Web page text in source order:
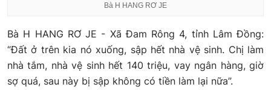
Bà H HANG RƠ JE
Bà H HANG RƠ JE - Xã Đam Rông 4, tỉnh Lâm Đồng:
“Đất ở trên kia nó xuống, sập hết nhà vệ sinh. Chị làm
nhà tắm, nhà vệ sinh hết 140 triệu, vay ngân hàng, giờ
sợ quá, sau này bị sập không có tiền làm lại nữa”.